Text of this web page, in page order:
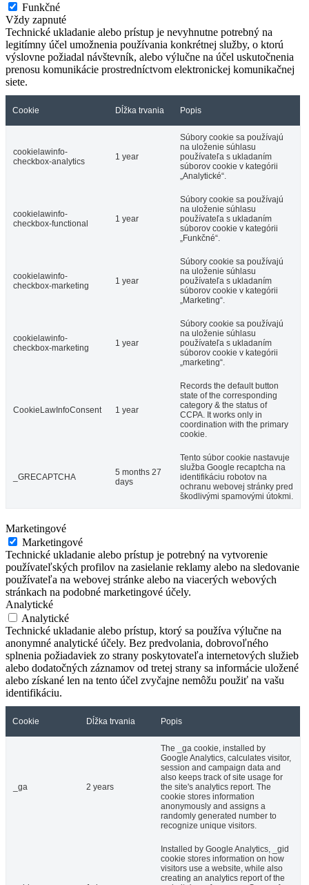
Funkčné
Vždy zapnuté
Technické ukladanie alebo prístup je nevyhnutne potrebný na
legitímny účel umožnenia používania konkrétnej služby, o ktorú
výslovne požiadal návštevník, alebo výlučne na účel uskutočnenia
prenosu komunikácie prostredníctvom elektronickej komunikačnej
siete.
Cookie Dĺžka trvania Popis
cookielawinfo-
checkbox-analytics
1 year
Súbory cookie sa používajú
na uloženie súhlasu
používateľa s ukladaním
súborov cookie v kategórii
„Analytické“.
cookielawinfo-
checkbox-functional
1 year
Súbory cookie sa používajú
na uloženie súhlasu
používateľa s ukladaním
súborov cookie v kategórii
„Funkčné“.
cookielawinfo-
checkbox-marketing
1 year
Súbory cookie sa používajú
na uloženie súhlasu
používateľa s ukladaním
súborov cookie v kategórii
„Marketing“.
cookielawinfo-
checkbox-marketing
1 year
Súbory cookie sa používajú
na uloženie súhlasu
používateľa s ukladaním
súborov cookie v kategórii
„marketing“.
CookieLawInfoConsent 1 year
Records the default button
state of the corresponding
category & the status of
CCPA. It works only in
coordination with the primary
cookie.
_GRECAPTCHA
5 months 27
days
Tento súbor cookie nastavuje
služba Google recaptcha na
identifikáciu robotov na
ochranu webovej stránky pred
škodlivými spamovými útokmi.
Marketingové
Marketingové
Technické ukladanie alebo prístup je potrebný na vytvorenie
používateľských profilov na zasielanie reklamy alebo na sledovanie
používateľa na webovej stránke alebo na viacerých webových
stránkach na podobné marketingové účely.
Analytické
Analytické
Technické ukladanie alebo prístup, ktorý sa používa výlučne na
anonymné analytické účely. Bez predvolania, dobrovoľného
splnenia požiadaviek zo strany poskytovateľa internetových služieb
alebo dodatočných záznamov od tretej strany sa informácie uložené
alebo získané len na tento účel zvyčajne nemôžu použiť na vašu
identifikáciu.
Cookie Dĺžka trvania Popis
_ga 2 years
The _ga cookie, installed by
Google Analytics, calculates visitor,
session and campaign data and
also keeps track of site usage for
the site's analytics report. The
cookie stores information
anonymously and assigns a
randomly generated number to
recognize unique visitors.
Installed by Google Analytics, _gid
cookie stores information on how
visitors use a website, while also
creating an analytics report of the